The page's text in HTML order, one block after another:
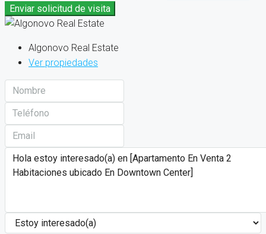
Enviar solicitud de visita
Algonovo Real Estate
Ver propiedades